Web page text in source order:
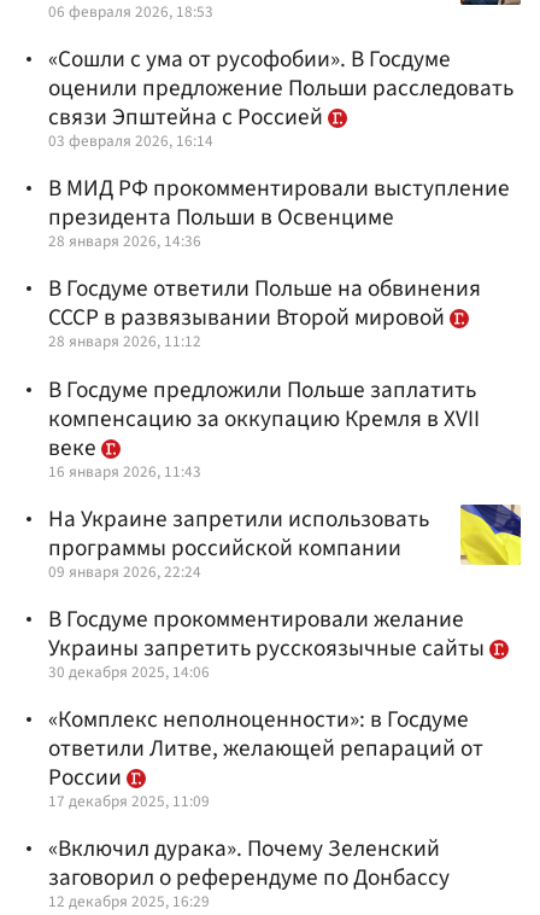
06 февраля 2026, 18:53
«Сошли с ума от русофобии». В Госдуме
оценили предложение Польши расследовать
связи Эпштейна с Россией
03 февраля 2026, 16:14
В МИД РФ прокомментировали выступление
президента Польши в Освенциме
28 января 2026, 14:36
В Госдуме ответили Польше на обвинения
СССР в развязывании Второй мировой
28 января 2026, 11:12
В Госдуме предложили Польше заплатить
компенсацию за оккупацию Кремля в XVII
веке
16 января 2026, 11:43
На Украине запретили использовать
программы российской компании
09 января 2026, 22:24
В Госдуме прокомментировали желание
Украины запретить русскоязычные сайты
30 декабря 2025, 14:06
«Комплекс неполноценности»: в Госдуме
ответили Литве, желающей репараций от
России
17 декабря 2025, 11:09
«Включил дурака». Почему Зеленский
заговорил о референдуме по Донбассу
12 декабря 2025, 16:29